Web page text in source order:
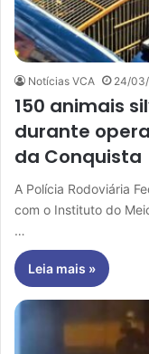
Notícias VCA 24/
150 animais
durante
da Conquista
A Polícia Rodoviária
com o Instituto do
…
Leia mais »